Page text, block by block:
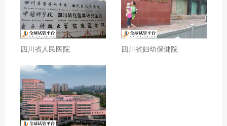
四川省人民医院 四川省妇幼保健院